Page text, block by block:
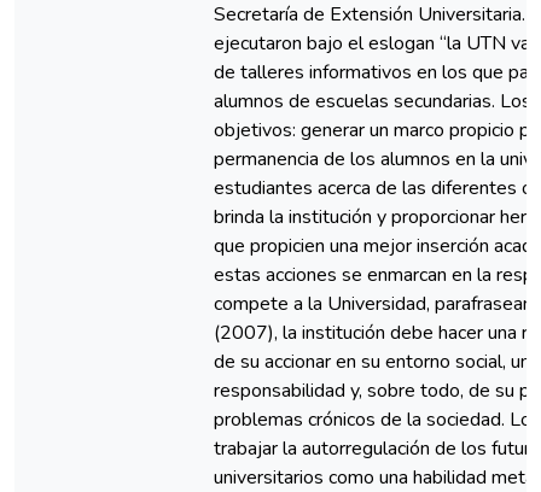
Secretaría de Extensión Universitaria.
ejecutaron bajo el eslogan “la UTN va
de talleres informativos en los que
alumnos de escuelas secundarias.
objetivos: generar un marco propicio
permanencia de los alumnos en la
estudiantes acerca de las diferentes
brinda la institución y proporcionar
que propicien una mejor inserción
estas acciones se enmarcan en la
compete a la Universidad,
(2007), la institución debe hacer una
de su accionar en su entorno social, un
responsabilidad y, sobre todo, de su
problemas crónicos de la sociedad.
trabajar la autorregulación de los
universitarios como una habilidad